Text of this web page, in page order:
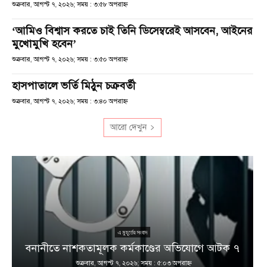
শুক্রবার, আগস্ট ৭, ২০২৬; সময় : ৩:৫৮ অপরাহ্ণ
‘আমিও বিশ্বাস করতে চাই তিনি ডিসেম্বরেই আসবেন, আইনের
মুখোমুখি হবেন’
শুক্রবার, আগস্ট ৭, ২০২৬; সময় : ৩:৫০ অপরাহ্ণ
হাসপাতালে ভর্তি মিঠুন চক্রবর্তী
শুক্রবার, আগস্ট ৭, ২০২৬; সময় : ৩:৪০ অপরাহ্ণ
আরো দেখুন
এ মুহূর্তের সংবাদ
বনানীতে নাশকতামূলক কর্মকাণ্ডের অভিযোগে আটক ৭
শুক্রবার, আগস্ট ৭, ২০২৬; সময় : ৫:০৩ অপরাহ্ণ